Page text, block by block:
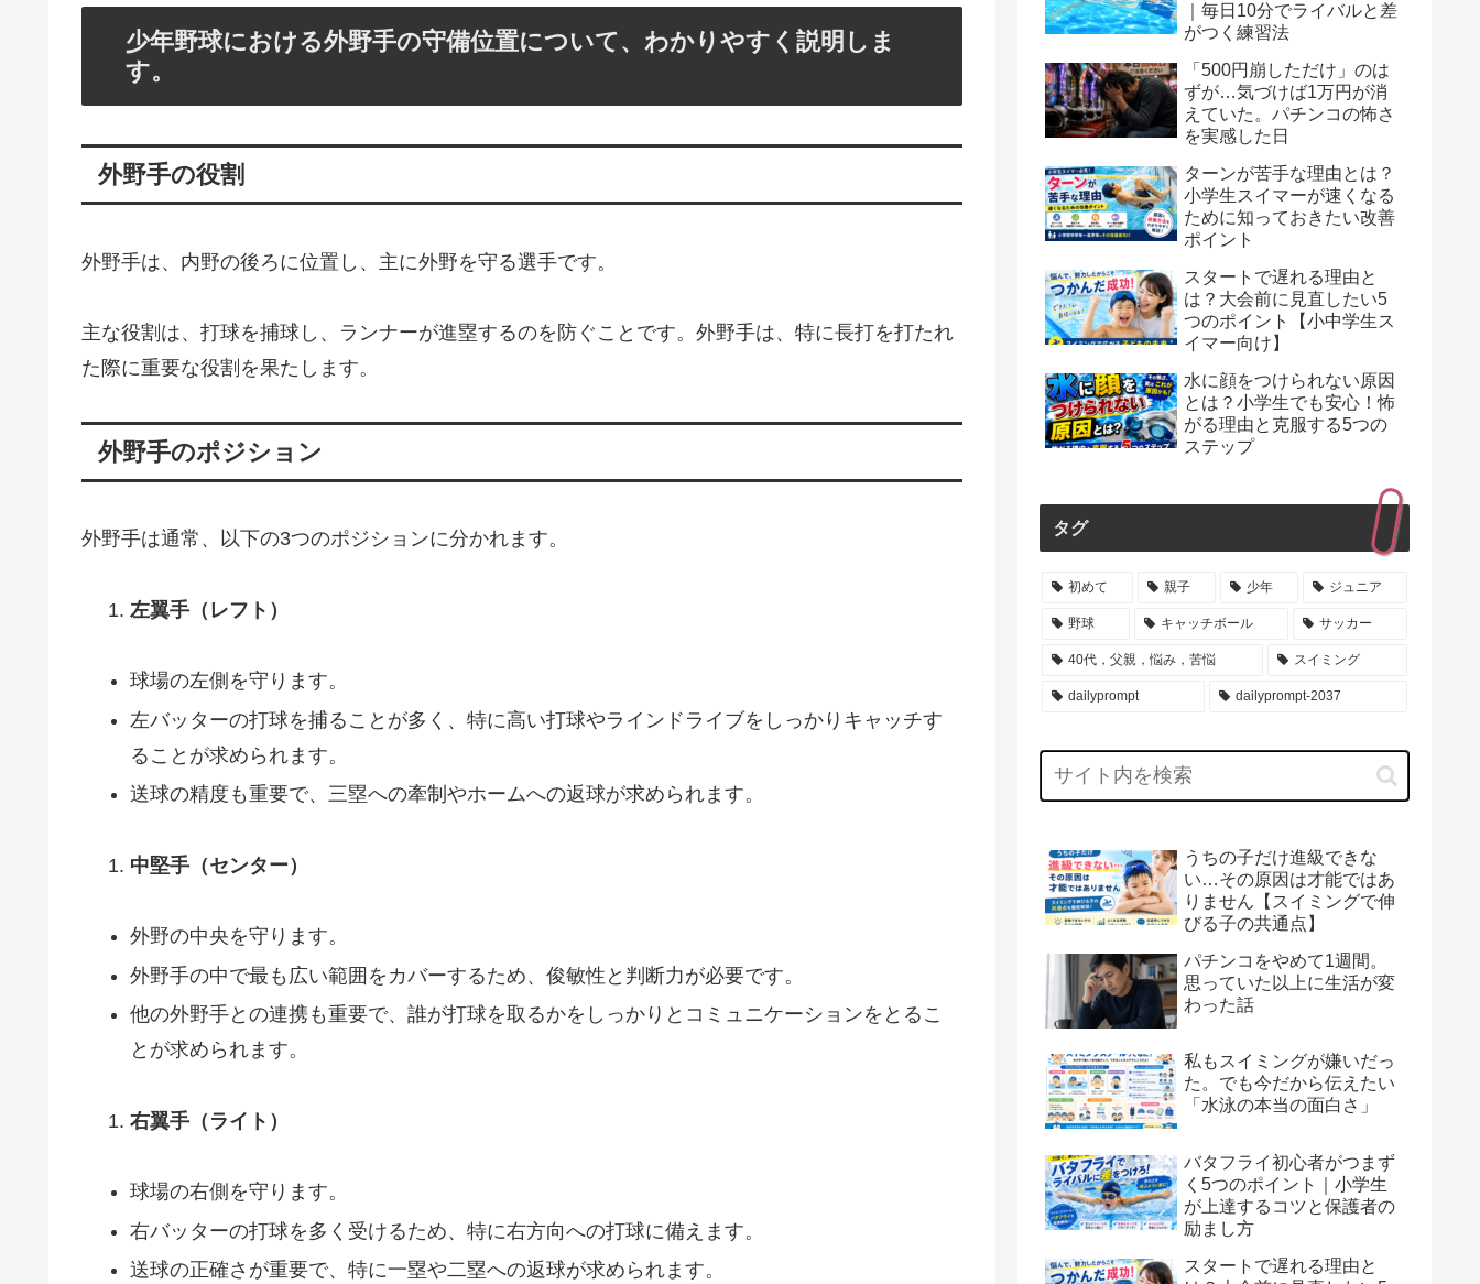
少年野球における外野手の守備位置について、わかりやすく説明しま
す。
外野手の役割
外野手は、内野の後ろに位置し、主に外野を守る選手です。
主な役割は、打球を捕球し、ランナーが進塁するのを防ぐことです。外野手は、特に長打を打たれ
た際に重要な役割を果たします。
外野手のポジション
外野手は通常、以下の3つのポジションに分かれます。
左翼手（レフト）
球場の左側を守ります。
左バッターの打球を捕ることが多く、特に高い打球やラインドライブをしっかりキャッチす
ることが求められます。
送球の精度も重要で、三塁への牽制やホームへの返球が求められます。
中堅手（センター）
外野の中央を守ります。
外野手の中で最も広い範囲をカバーするため、俊敏性と判断力が必要です。
他の外野手との連携も重要で、誰が打球を取るかをしっかりとコミュニケーションをとるこ
とが求められます。
右翼手（ライト）
球場の右側を守ります。
右バッターの打球を多く受けるため、特に右方向への打球に備えます。
送球の正確さが重要で、特に一塁や二塁への返球が求められます。
｜毎日10分でライバルと差
がつく練習法
「500円崩しただけ」のは
ずが…気づけば1万円が消
えていた。パチンコの怖さ
を実感した日
ターンが苦手な理由とは？
小学生スイマーが速くなる
ために知っておきたい改善
ポイント
スタートで遅れる理由と
は？大会前に見直したい5
つのポイント【小中学生ス
イマー向け】
水に顔をつけられない原因
とは？小学生でも安心！怖
がる理由と克服する5つの
ステップ
タグ
初めて 親子 少年 ジュニア
野球 キャッチボール サッカー
40代，父親，悩み，苦悩 スイミング
dailyprompt dailyprompt-2037
うちの子だけ進級できな
い…その原因は才能ではあ
りません【スイミングで伸
びる子の共通点】
パチンコをやめて1週間。
思っていた以上に生活が変
わった話
私もスイミングが嫌いだっ
た。でも今だから伝えたい
「水泳の本当の面白さ」
バタフライ初心者がつまず
く5つのポイント｜小学生
が上達するコツと保護者の
励まし方
スタートで遅れる理由と